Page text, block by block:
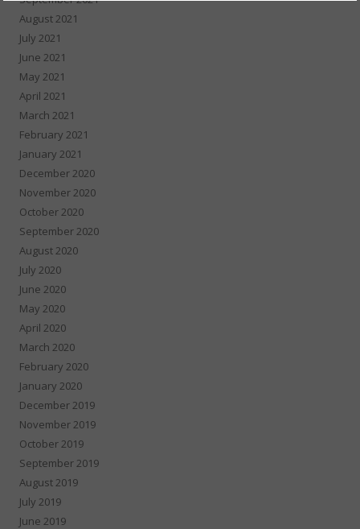
August 2021
July 2021
June 2021
May 2021
April 2021
March 2021
February 2021
January 2021
December 2020
November 2020
October 2020
September 2020
August 2020
July 2020
June 2020
May 2020
April 2020
March 2020
February 2020
January 2020
December 2019
November 2019
October 2019
September 2019
August 2019
July 2019
June 2019